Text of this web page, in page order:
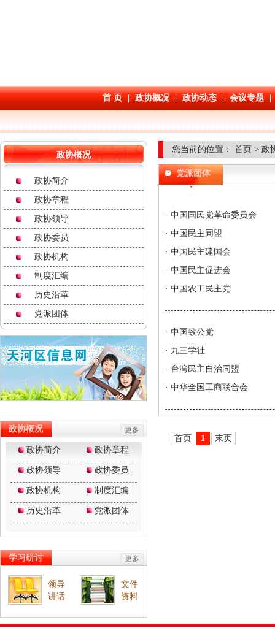
政协概况
政协简介
政协章程
政协领导
政协委员
政协机构
制度汇编
历史沿革
党派团体
您当前的位置： 首页 > 政
党派团体
· 中国国民党革命委员会
· 中国民主同盟
· 中国民主建国会
· 中国民主促进会
· 中国农工民主党
· 中国致公党
· 九三学社
· 台湾民主自治同盟
· 中华全国工商联合会
首页 1 末页